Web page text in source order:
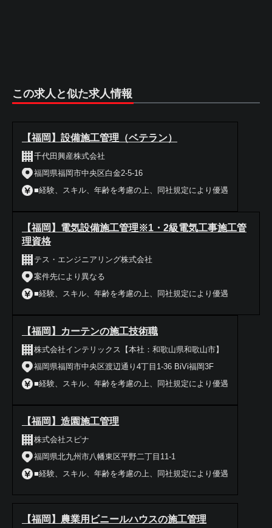
この求人と似た求人情報
【福岡】設備施工管理（ベテラン）
千代田興産株式会社
福岡県福岡市中央区白金2-5-16
■経験、スキル、年齢を考慮の上、同社規定により優遇
【福岡】電気設備施工管理※1・2級電気工事施工管
理資格
テス・エンジニアリング株式会社
案件先により異なる
■経験、スキル、年齢を考慮の上、同社規定により優遇
【福岡】カーテンの施工技術職
株式会社インテリックス【本社：和歌山県和歌山市】
福岡県福岡市中央区渡辺通り4丁目1-36 BiVi福岡3F
■経験、スキル、年齢を考慮の上、同社規定により優遇
【福岡】造園施工管理
株式会社スピナ
福岡県北九州市八幡東区平野二丁目11-1
■経験、スキル、年齢を考慮の上、同社規定により優遇
【福岡】農業用ビニールハウスの施工管理